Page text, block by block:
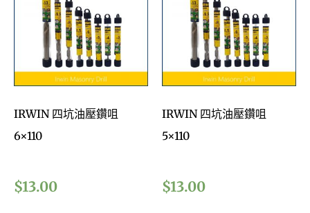
IRWIN 四坑油壓鑽咀
6×110
$13.00
IRWIN 四坑油壓鑽咀
5×110
$13.00